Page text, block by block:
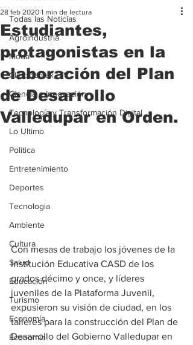
Todas las Noticias
Agroindustria
Moda
Clipcinemax_TV
Ciencia e Innovación
Tecnología y Transformación Digital
Lo Ultimo
Politica
Entretenimiento
Deportes
Tecnologia
Ambiente
Cultura
Salud
Educación
Turismo
Economía
Economía
Estudiantes,
protagonistas en la
elaboración del Plan
de Desarrollo
Valledupar en Orden.
28 feb 2020 1 min de lectura
Con mesas de trabajo los jóvenes de la
Institución Educativa CASD de los
grados décimo y once, y líderes
juveniles de la Plataforma Juvenil,
expusieron su visión de ciudad, en los
talleres para la construcción del Plan de
Desarrollo del Gobierno Valledupar en